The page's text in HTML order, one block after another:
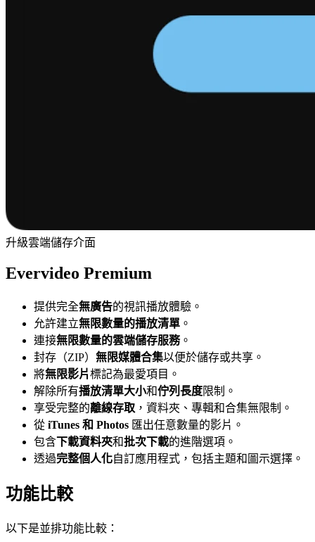
升級雲端儲存介面
Evervideo Premium
提供完全無廣告的視訊播放體驗。
允許建立無限數量的播放清單 。
連接無限數量的雲端儲存服務。
封存（ZIP） 無限媒體合集以便於儲存或共享。
將無限影片標記為最愛項目。
解除所有播放清單大小和佇列長度限制。
享受完整的離線存取 ，資料夾、專輯和合集無限制。
從 iTunes 和 Photos 匯出任意數量的影片。
包含下載資料夾和批次下載的進階選項。
透過完整個人化自訂應用程式，包括主題和圖示選擇。
功能比較
以下是並排功能比較：